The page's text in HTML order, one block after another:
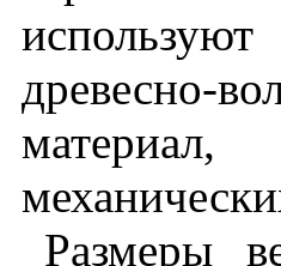
используют
древесно-
материал
Размеры